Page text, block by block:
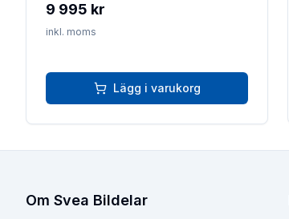
9 995 kr
inkl. moms
Lägg i varukorg
Om Svea Bildelar